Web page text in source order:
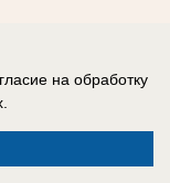
на обработку